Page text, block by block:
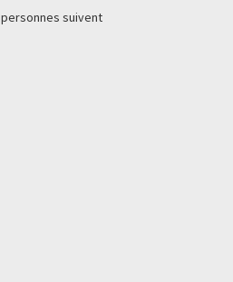
personnes suivent